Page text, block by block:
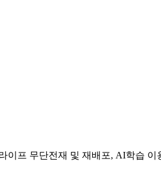
이프 무단전재 및 재배포, AI학습 이